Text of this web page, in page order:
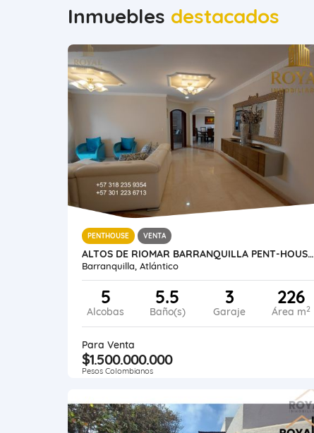
Inmuebles destacados
PENTHOUSE VENTA
ALTOS DE RIOMAR BARRANQUILLA PENT-HOUSE 226 M2 + ALTILLO
Barranquilla, Atlántico
5
Alcobas
5.5
Baño(s)
3
Garaje
226
Área m2
Para Venta
$1.500.000.000
Pesos Colombianos